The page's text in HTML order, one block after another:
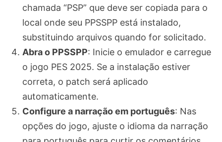
chamada “PSP” que deve ser copiada para o
local onde seu PPSSPP está instalado,
substituindo arquivos quando for solicitado.
Abra o PPSSPP: Inicie o emulador e carregue
o jogo PES 2025. Se a instalação estiver
correta, o patch será aplicado
automaticamente.
Configure a narração em português: Nas
opções do jogo, ajuste o idioma da narração